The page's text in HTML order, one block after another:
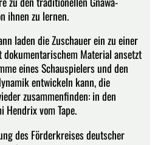
ihnen zu lernen.
laden die Zuschauer ein zu einer
Material ansetzt
eines Schauspielers und den
entwickeln kann, die
zusammenfinden: in den
Hendrix vom Tape.
des Förderkreises deutscher